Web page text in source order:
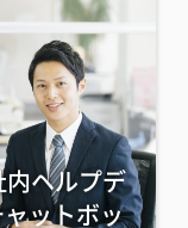
内ヘルプデ
ットボッ